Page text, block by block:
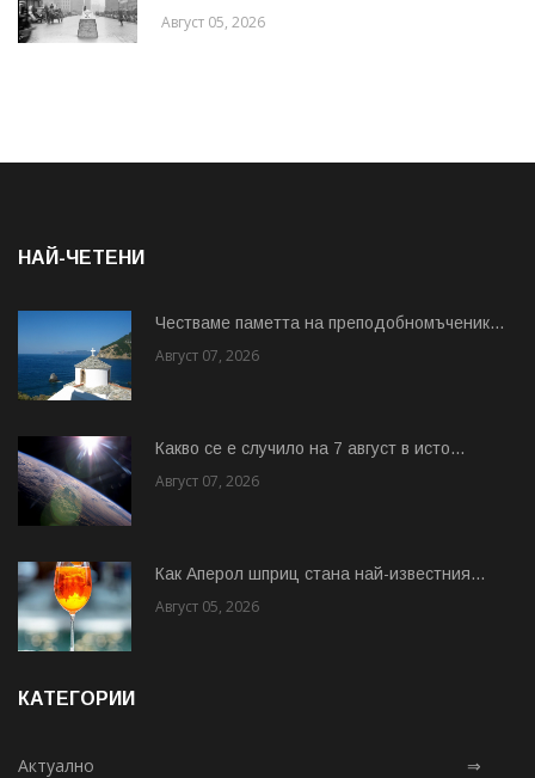
Август 05, 2026
НАЙ-ЧЕТЕНИ
Честваме паметта на преподобномъченик...
Август 07, 2026
Какво се е случило на 7 август в исто...
Август 07, 2026
Как Аперол шприц стана най-известния...
Август 05, 2026
КАТЕГОРИИ
Актуално ⇒